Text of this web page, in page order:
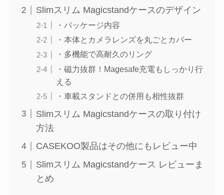
Slimスリム Magicstandケースのデザイン
・パッケージ内容
・本体とカメラレンズを丸ごとカバー
・多機能で高耐久のリング
・磁力抜群！Magesafe充電もしっかり行
える
・車載スタンドとの併用も相性抜群
Slimスリム Magicstandケースの取り付け
方法
CASEKOO製品はその他にもレビュー中
Slimスリム Magicstandケース レビューま
とめ